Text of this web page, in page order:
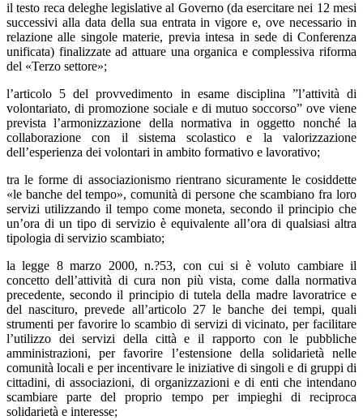
il testo reca deleghe legislative al Governo (da esercitare nei 12 mesi
successivi alla data della sua entrata in vigore e, ove necessario in
relazione alle singole materie, previa intesa in sede di Conferenza
unificata) finalizzate ad attuare una organica e complessiva riforma
del «Terzo settore»;
l’articolo 5 del provvedimento in esame disciplina ”l’attività di
volontariato, di promozione sociale e di mutuo soccorso” ove viene
prevista l’armonizzazione della normativa in oggetto nonché la
collaborazione con il sistema scolastico e la valorizzazione
dell’esperienza dei volontari in ambito formativo e lavorativo;
tra le forme di associazionismo rientrano sicuramente le cosiddette
«le banche del tempo», comunità di persone che scambiano fra loro
servizi utilizzando il tempo come moneta, secondo il principio che
un’ora di un tipo di servizio è equivalente all’ora di qualsiasi altra
tipologia di servizio scambiato;
la legge 8 marzo 2000, n.?53, con cui si è voluto cambiare il
concetto dell’attività di cura non più vista, come dalla normativa
precedente, secondo il principio di tutela della madre lavoratrice e
del nascituro, prevede all’articolo 27 le banche dei tempi, quali
strumenti per favorire lo scambio di servizi di vicinato, per facilitare
l’utilizzo dei servizi della città e il rapporto con le pubbliche
amministrazioni, per favorire l’estensione della solidarietà nelle
comunità locali e per incentivare le iniziative di singoli e di gruppi di
cittadini, di associazioni, di organizzazioni e di enti che intendano
scambiare parte del proprio tempo per impieghi di reciproca
solidarietà e interesse;